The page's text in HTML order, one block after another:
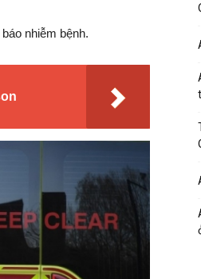
nhiễm bệnh.